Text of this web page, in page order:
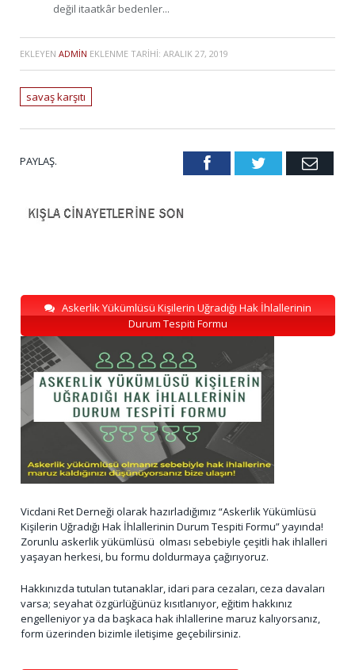
değil itaatkâr bedenler...
EKLEYEN ADMIN EKLENME TARIHI: ARALIK 27, 2019
savaş karşıtı
PAYLAŞ. FacebookTwitter Email
Askerlik Yükümlüsü Kişilerin Uğradığı Hak İhlallerinin
Durum Tespiti Formu
Vicdani Ret Derneği olarak hazırladığımız “Askerlik Yükümlüsü
Kişilerin Uğradığı Hak İhlallerinin Durum Tespiti Formu” yayında!
Zorunlu askerlik yükümlüsü olması sebebiyle çeşitli hak ihlalleri
yaşayan herkesi, bu formu doldurmaya çağırıyoruz.
Hakkınızda tutulan tutanaklar, idari para cezaları, ceza davaları
varsa; seyahat özgürlüğünüz kısıtlanıyor, eğitim hakkınız
engelleniyor ya da başkaca hak ihlallerine maruz kalıyorsanız,
form üzerinden bizimle iletişime geçebilirsiniz.